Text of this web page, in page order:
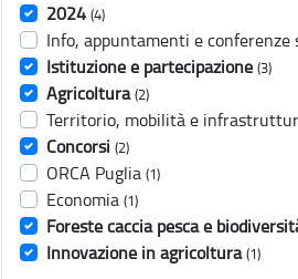
2024 (4)
Info, appuntamenti e conferenze
Istituzione e partecipazione (3)
Agricoltura (2)
Territorio, mobilità e
Concorsi (2)
ORCA Puglia (1)
Economia (1)
Foreste caccia pesca e
Innovazione in agricoltura (1)